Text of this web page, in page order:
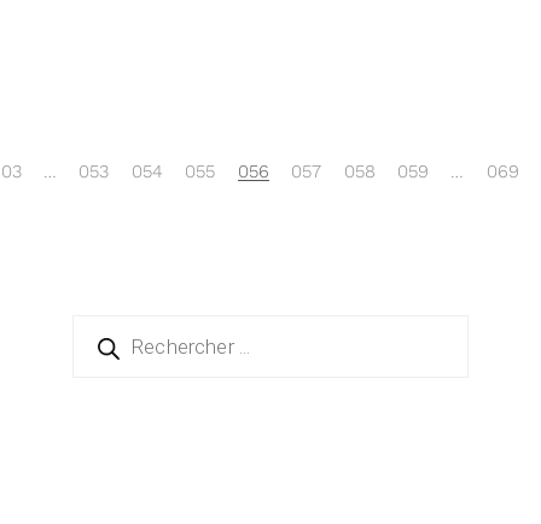
03 … 053 054 055 056 057 058 059 … 069